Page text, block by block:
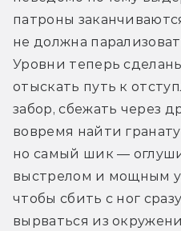
патроны
не должна
Уровни теперь
отыскать путь к
забор, сбежать через
вовремя найти
но самый шик —
выстрелом и мощным
чтобы сбить с ног
вырваться из